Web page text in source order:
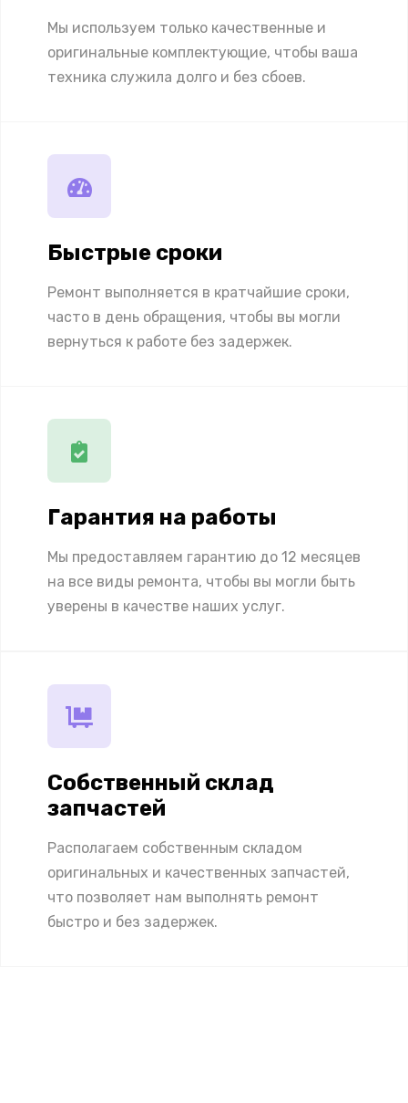
Мы используем только качественные и
оригинальные комплектующие, чтобы ваша
техника служила долго и без сбоев.
Быстрые сроки
Ремонт выполняется в кратчайшие сроки,
часто в день обращения, чтобы вы могли
вернуться к работе без задержек.
Гарантия на работы
Мы предоставляем гарантию до 12 месяцев
на все виды ремонта, чтобы вы могли быть
уверены в качестве наших услуг.
Собственный склад
запчастей
Располагаем собственным складом
оригинальных и качественных запчастей,
что позволяет нам выполнять ремонт
быстро и без задержек.